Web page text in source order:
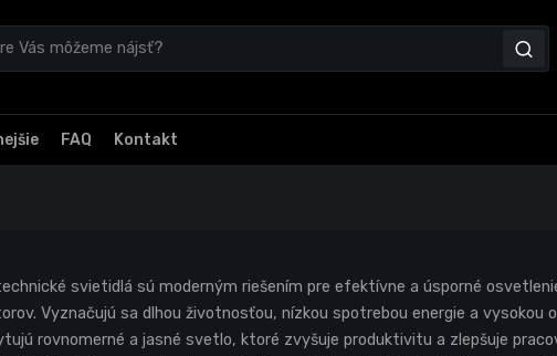
FAQ Kontakt
svietidlá sú moderným riešením pre efektívne a úsporné
Vyznačujú sa dlhou životnosťou, nízkou spotrebou energie a vysokou
rovnomerné a jasné svetlo, ktoré zvyšuje produktivitu a zlepšuje